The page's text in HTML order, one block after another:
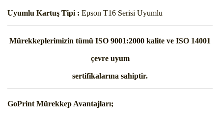
Uyumlu Kartuş Tipi : Epson T16 Serisi Uyumlu
Mürekkeplerimizin tümü ISO 9001:2000 kalite ve ISO 14001
çevre uyum
sertifikalarına sahiptir.
GoPrint Mürekkep Avantajları;